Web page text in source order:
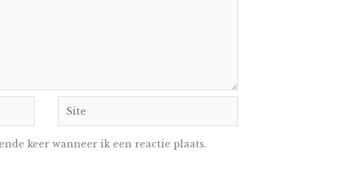
keer wanneer ik een reactie plaats.